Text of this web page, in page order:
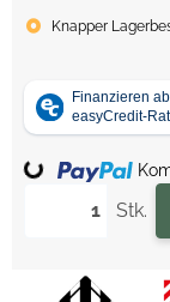
Knapper
Stk.